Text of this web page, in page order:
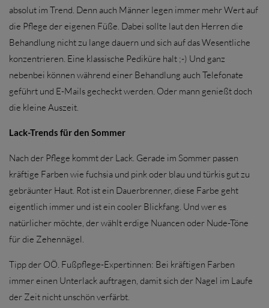
absolut im Trend. Denn auch Männer legen immer mehr Wert auf
die Pflege der eigenen Füße. Dabei sollte laut den Herren die
Behandlung nicht zu lange dauern und sich auf das Wesentliche
konzentrieren. Eine klassische Pediküre halt ;-) Und ganz
nebenbei können während einer Behandlung auch Telefonate
geführt und E-Mails gecheckt werden. Oder mann genießt doch
die kleine Auszeit.
Lack-Trends für den Sommer
Nach der Pflege kommt der Lack. Gerade im Sommer passen
kräftige Farben wie fuchsia und pink oder blau und türkis gut zu
gebräunter Haut. Rot ist ein Dauerbrenner, diese Farbe geht
eigentlich immer und ist ein cooler Blickfang. Und wer es
natürlicher möchte, der wählt erdige Nuancen oder Nude-Töne
für die Zehennägel.
Tipp der OÖ. Fußpflege-Expertinnen: Bei kräftigen Farben
immer einen Unterlack auftragen, damit sich der Nagel im Laufe
der Zeit nicht unschön verfärbt.